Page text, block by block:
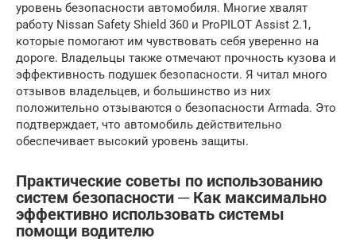
уровень безопасности автомобиля. Многие хвалят
работу Nissan Safety Shield 360 и ProPILOT Assist 2.1,
которые помогают им чувствовать себя уверенно на
дороге. Владельцы также отмечают прочность кузова и
эффективность подушек безопасности. Я читал много
отзывов владельцев, и большинство из них
положительно отзываются о безопасности Armada. Это
подтверждает, что автомобиль действительно
обеспечивает высокий уровень защиты.
Практические советы по использованию
систем безопасности ─ Как максимально
эффективно использовать системы
помощи водителю